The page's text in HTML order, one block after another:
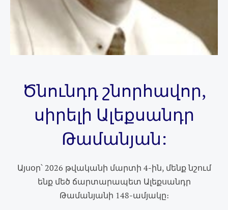
Ծնունդդ շնորհավոր,
սիրելի Ալեքսանդր
Թամանյան:
Այսօր՝ 2026 թվականի մարտի 4-ին, մենք նշում
ենք մեծ ճարտարապետ Ալեքսանդր
Թամանյանի 148-ամյակը։